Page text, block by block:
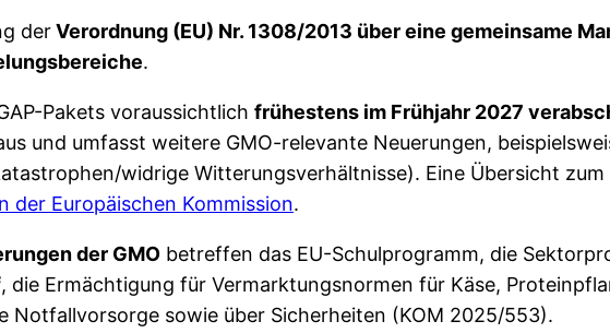
derVerordnung (EU) Nr. 1308/2013 über eine gemeinsame
.
Pakets voraussichtlich frühestens im Frühjahr 2027
und umfasst weitere GMO-relevante Neuerungen,
widrige Witterungsverhältnisse). Eine Übersicht
der Europäischen Kommission.
der GMO betreffen das EU-Schulprogramm, die
, die Ermächtigung für Vermarktungsnormen für Käse,
Notfallvorsorge sowie über Sicherheiten (KOM 2025/553).